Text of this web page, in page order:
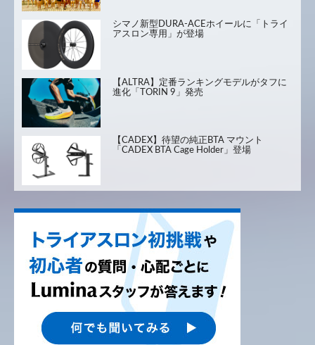
シマノ新型DURA-ACEホイールに「トライ
アスロン専用」が登場
【ALTRA】定番ランキングモデルがタフに
進化「TORIN 9」発売
【CADEX】待望の純正BTA マウント
「CADEX BTA Cage Holder」登場